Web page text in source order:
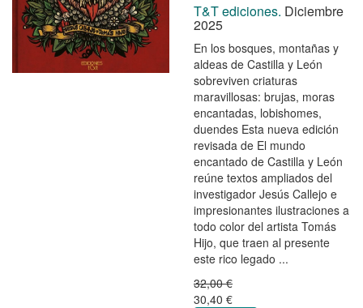
T&T ediciones. Diciembre
2025
En los bosques, montañas y
aldeas de Castilla y León
sobreviven criaturas
maravillosas: brujas, moras
encantadas, lobishomes,
duendes Esta nueva edición
revisada de El mundo
encantado de Castilla y León
reúne textos ampliados del
investigador Jesús Callejo e
impresionantes ilustraciones a
todo color del artista Tomás
Hijo, que traen al presente
este rico legado ...
32,00 €
30,40 €